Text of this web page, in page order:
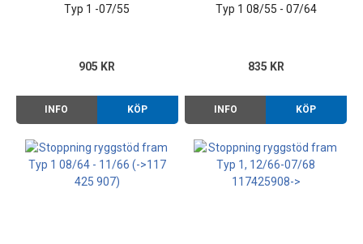
Typ 1 -07/55
905 KR
INFO KÖP
Typ 1 08/55 - 07/64
835 KR
INFO KÖP